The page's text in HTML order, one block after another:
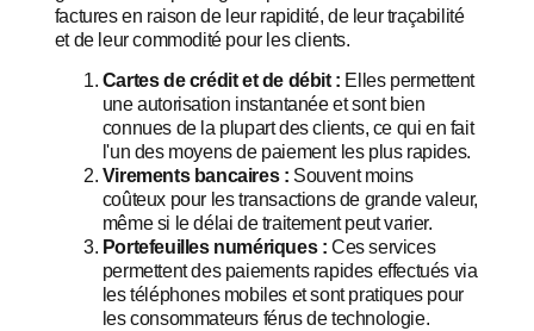
factures en raison de leur rapidité, de leur traçabilité
et de leur commodité pour les clients.
Cartes de crédit et de débit : Elles permettent
une autorisation instantanée et sont bien
connues de la plupart des clients, ce qui en fait
l'un des moyens de paiement les plus rapides.
Virements bancaires : Souvent moins
coûteux pour les transactions de grande valeur,
même si le délai de traitement peut varier.
Portefeuilles numériques : Ces services
permettent des paiements rapides effectués via
les téléphones mobiles et sont pratiques pour
les consommateurs férus de technologie.